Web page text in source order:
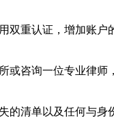
双重认证，增加账户
或咨询一位专业律师
的清单以及任何与身